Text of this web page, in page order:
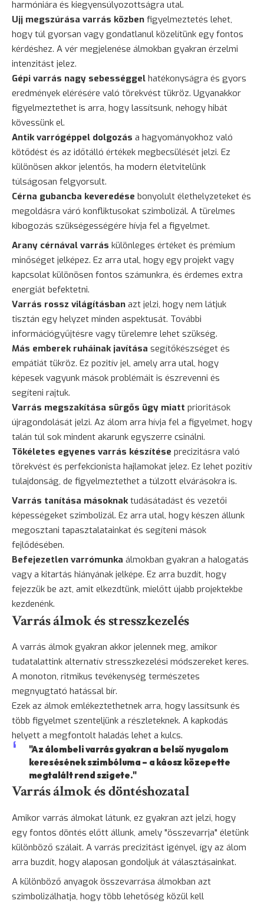
harmóniára és kiegyensúlyozottságra utal.
Ujj megszúrása varrás közben figyelmeztetés lehet,
hogy túl gyorsan vagy gondatlanul közelítünk egy fontos
kérdéshez. A vér megjelenése álmokban gyakran érzelmi
intenzitást jelez.
Gépi varrás nagy sebességgel hatékonyságra és gyors
eredmények elérésére való törekvést tükröz. Ugyanakkor
figyelmeztethet is arra, hogy lassítsunk, nehogy hibát
kövessünk el.
Antik varrógéppel dolgozás a hagyományokhoz való
kötődést és az időtálló értékek megbecsülését jelzi. Ez
különösen akkor jelentős, ha modern életvitelünk
túlságosan felgyorsult.
Cérna gubancba keveredése bonyolult élethelyzeteket és
megoldásra váró konfliktusokat szimbolizál. A türelmes
kibogozás szükségességére hívja fel a figyelmet.
Arany cérnával varrás különleges értéket és prémium
minőséget jelképez. Ez arra utal, hogy egy projekt vagy
kapcsolat különösen fontos számunkra, és érdemes extra
energiát befektetni.
Varrás rossz világításban azt jelzi, hogy nem látjuk
tisztán egy helyzet minden aspektusát. További
információgyűjtésre vagy türelemre lehet szükség.
Más emberek ruháinak javítása segítőkészséget és
empátiát tükröz. Ez pozitív jel, amely arra utal, hogy
képesek vagyunk mások problémáit is észrevenni és
segíteni rajtuk.
Varrás megszakítása sürgős ügy miatt prioritások
újragondolását jelzi. Az álom arra hívja fel a figyelmet, hogy
talán túl sok mindent akarunk egyszerre csinálni.
Tökéletes egyenes varrás készítése precizitásra való
törekvést és perfekcionista hajlamokat jelez. Ez lehet pozitív
tulajdonság, de figyelmeztethet a túlzott elvárásokra is.
Varrás tanítása másoknaktudásátadást és vezetői
képességeket szimbolizál. Ez arra utal, hogy készen állunk
megosztani tapasztalatainkat és segíteni mások
fejlődésében.
Befejezetlen varrómunka álmokban gyakran a halogatás
vagy a kitartás hiányának jelképe. Ez arra buzdít, hogy
fejezzük be azt, amit elkezdtünk, mielőtt újabb projektekbe
kezdenénk.
Varrás álmok és stresszkezelés
A varrás álmok gyakran akkor jelennek meg, amikor
tudatalattink alternatív stresszkezelési módszereket keres.
A monoton, ritmikus tevékenység természetes
megnyugtató hatással bír.
Ezek az álmok emlékeztethetnek arra, hogy lassítsunk és
több figyelmet szenteljünk a részleteknek. A kapkodás
helyett a megfontolt haladás lehet a kulcs.
"Az álombeli varrás gyakran a belső nyugalom
keresésének szimbóluma – a káosz közepette
megtalált rend szigete."
Varrás álmok és döntéshozatal
Amikor varrás álmokat látunk, ez gyakran azt jelzi, hogy
egy fontos döntés előtt állunk, amely "összevarrja" életünk
különböző szálait. A varrás precizitást igényel, így az álom
arra buzdít, hogy alaposan gondoljuk át választásainkat.
A különböző anyagok összevarrása álmokban azt
szimbolizálhatja, hogy több lehetőség közül kell